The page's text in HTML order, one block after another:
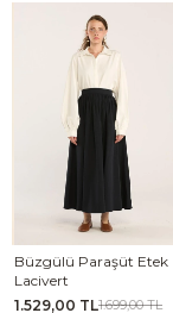
Ön Pileli Bluz Camel
1.619,00 TL1.799,00 TL